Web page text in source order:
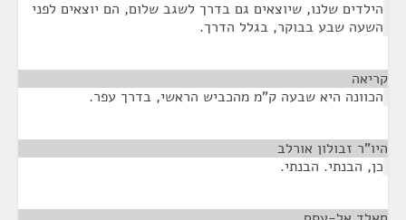
הילדים שלנו, שיוצאים גם בדרך לשגב שלום, הם יוצאים לפני
השעה שבע בבוקר, בגלל הדרך.
קריאה
הכוונה היא שבעה ק"מ מהכביש הראשי, בדרך עפר.
היו"ר זבולון אורלב
כן, הבנתי. הבנתי.